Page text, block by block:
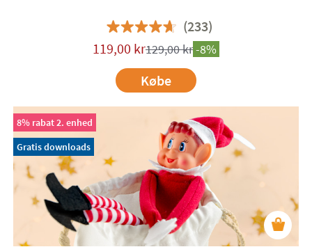
(233)
119,00 kr129,00kr-8%
Købe
8% rabat 2. enhed
Gratis downloads